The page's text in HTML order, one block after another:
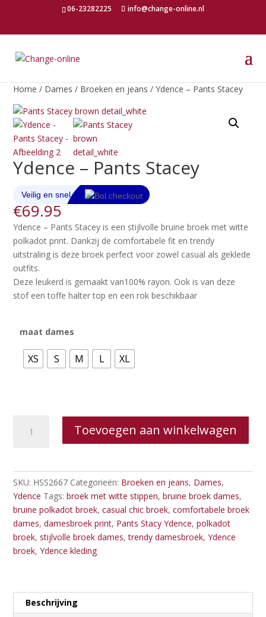
06-23282225 info@change-online.nl
Home / Dames / Broeken en jeans / Ydence – Pants Stacey
Ydence – Pants Stacey
€69.95
Ydence – Pants Stacey is een stijlvolle bruine broek met witte
polkadot print. Dankzij de comfortabele fit en trendy
uitstraling is deze broek perfect voor zowel casual als geklede
outfits.
Deze leukerd is gemaakt van100% rayon. Ook is van deze
stof een toffe halter top en een rok beschikbaar
maat dames
XS S M L XL
Toevoegen aan winkelwagen
SKU: HSS2667 Categorieën: Broeken en jeans, Dames,
Ydence Tags:broek met witte stippen,bruine broek dames,
bruine polkadot broek,casual chic broek,comfortabele broek
dames,damesbroek print, Pants Stacy Ydence,polkadot
broek,stijlvolle broek dames,trendy damesbroek,Ydence
broek,Ydence kleding
Beschrijving